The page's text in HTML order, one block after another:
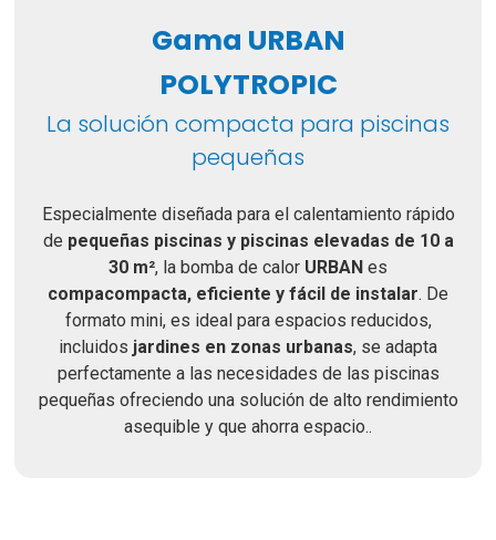
Gama URBAN
POLYTROPIC
La solución compacta para piscinas
pequeñas
Especialmente diseñada para el calentamiento rápido
de pequeñas piscinas y piscinas elevadas de 10 a
30 m², la bomba de calor URBAN es
compacompacta, eficiente y fácil de instalar. De
formato mini, es ideal para espacios reducidos,
incluidos jardines en zonas urbanas, se adapta
perfectamente a las necesidades de las piscinas
pequeñas ofreciendo una solución de alto rendimiento
asequible y que ahorra espacio..